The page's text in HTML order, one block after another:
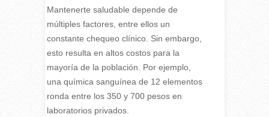
Mantenerte saludable depende de
múltiples factores, entre ellos un
constante chequeo clínico. Sin embargo,
esto resulta en altos costos para la
mayoría de la población. Por ejemplo,
una química sanguínea de 12 elementos
ronda entre los 350 y 700 pesos en
laboratorios privados.